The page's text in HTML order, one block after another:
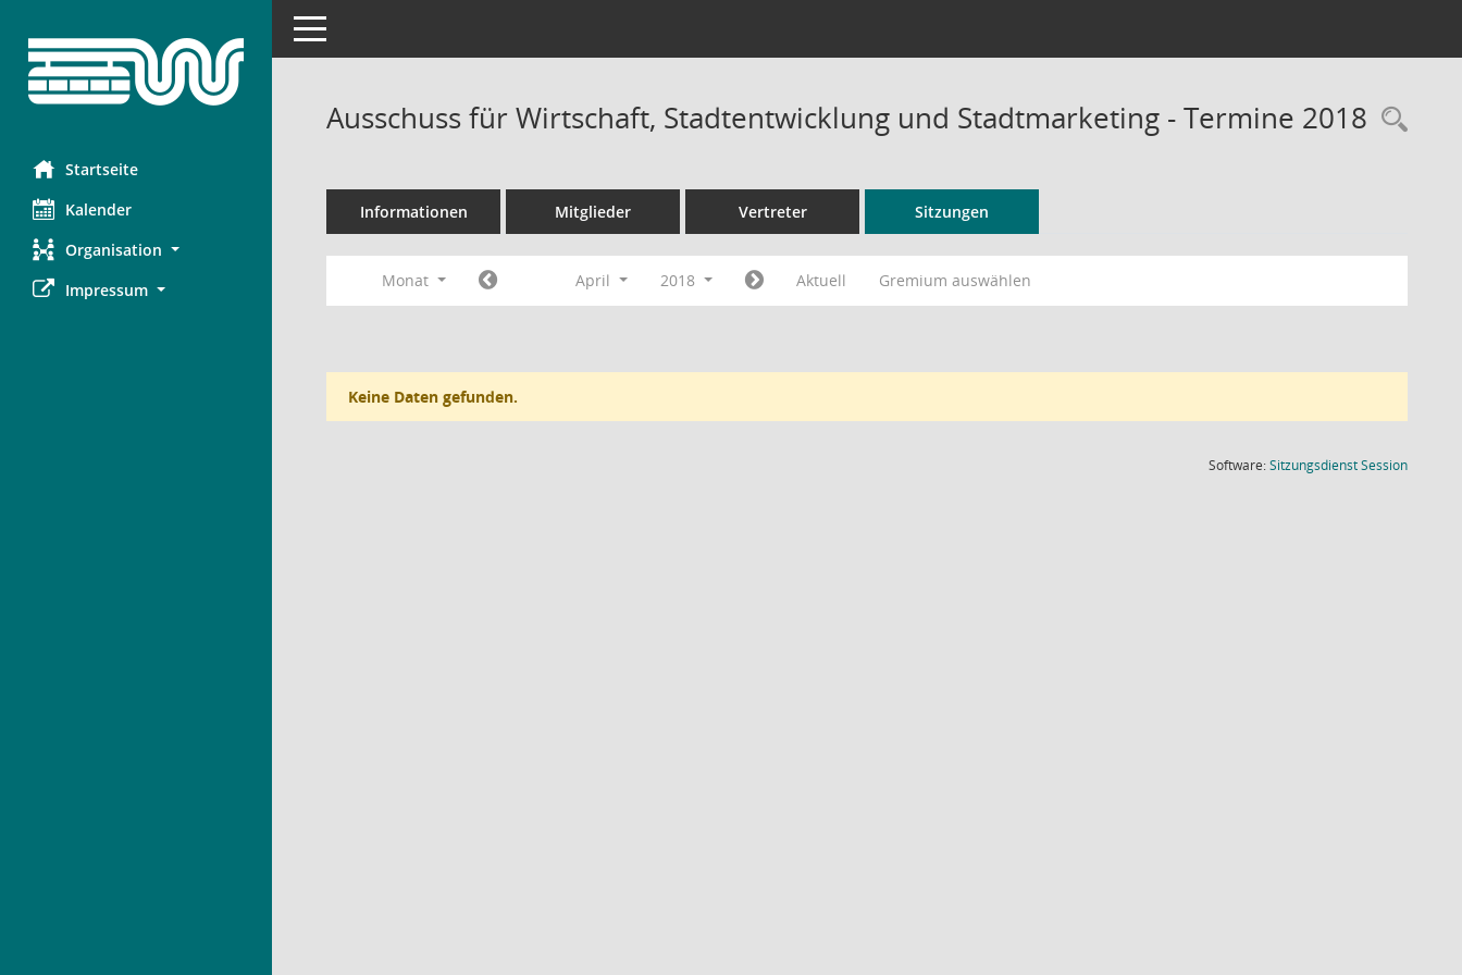
Startseite
Kalender
Organisation
Impressum
Toggle navigation
Ausschuss für Wirtschaft, Stadtentwicklung und Stadtmarketing - Termine 2018
Informationen Mitglieder Vertreter Sitzungen
Monat April 2018 Aktuell Gremium auswählen
Keine Daten gefunden.
Software:SitzungsdienstSession(Wird in